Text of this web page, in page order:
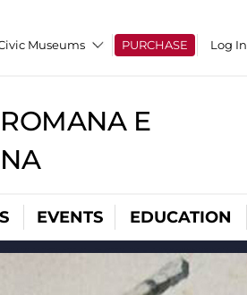
Museums PURCHASE Log In
E
EVENTS EDUCATION